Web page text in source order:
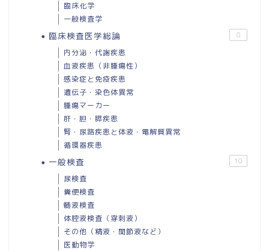
臨床化学
一般検査学
臨床検査医学総論 8
内分泌・代謝疾患
血液疾患（非腫瘍性）
感染症と免疫疾患
遺伝子・染色体異常
腫瘍マーカー
肝・胆・膵疾患
腎・尿路疾患と体液・電解質異常
循環器疾患
一般検査 10
尿検査
糞便検査
髄液検査
体腔液検査（穿刺液）
その他（精液・関節液など）
医動物学